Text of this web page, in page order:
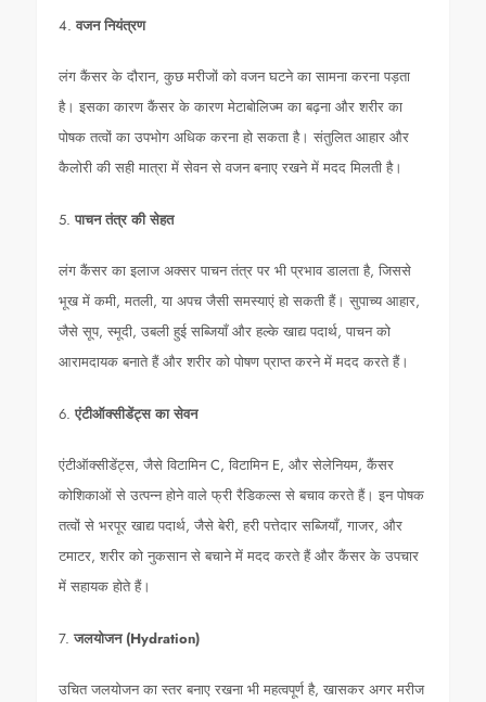
4.वजन नियंत्रण
लंग कैंसर के दौरान, कुछ मरीजों को वजन घटने का सामना करना पड़ता
है। इसका कारण कैंसर के कारण मेटाबोलिज्म का बढ़ना और शरीर का
पोषक तत्वों का उपभोग अधिक करना हो सकता है। संतुलित आहार और
कैलोरी की सही मात्रा में सेवन से वजन बनाए रखने में मदद मिलती है।
5.पाचन तंत्र की सेहत
लंग कैंसर का इलाज अक्सर पाचन तंत्र पर भी प्रभाव डालता है, जिससे
भूख में कमी, मतली, या अपच जैसी समस्याएं हो सकती हैं। सुपाच्य आहार,
जैसे सूप, स्मूदी, उबली हुई सब्जियाँ और हल्के खाद्य पदार्थ, पाचन को
आरामदायक बनाते हैं और शरीर को पोषण प्राप्त करने में मदद करते हैं।
6.एंटीऑक्सीडेंट्स का सेवन
एंटीऑक्सीडेंट्स, जैसे विटामिन C, विटामिन E, और सेलेनियम, कैंसर
कोशिकाओं से उत्पन्न होने वाले फ्री रैडिकल्स से बचाव करते हैं। इन पोषक
तत्वों से भरपूर खाद्य पदार्थ, जैसे बेरी, हरी पत्तेदार सब्जियाँ, गाजर, और
टमाटर, शरीर को नुकसान से बचाने में मदद करते हैं और कैंसर के उपचार
में सहायक होते हैं।
7.जलयोजन (Hydration)
उचित जलयोजन का स्तर बनाए रखना भी महत्वपूर्ण है, खासकर अगर मरीज